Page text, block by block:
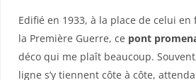
Edifié en 1933, à la place de celui
la Première Guerre, ce pont
déco qui me plaît beaucoup.
ligne s’y tiennent côte à côte,